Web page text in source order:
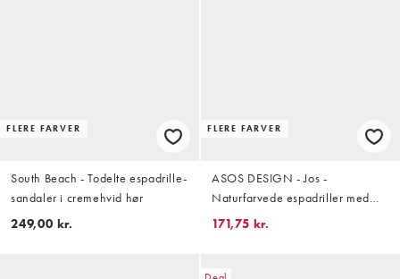
FLERE FARVER
South Beach - Todelte espadrille-
sandaler i cremehvid hør
249,00 kr.
FLERE FARVER
ASOS DESIGN - Jos -
Naturfarvede espadriller med
lukket tå og broderier
171,75 kr.